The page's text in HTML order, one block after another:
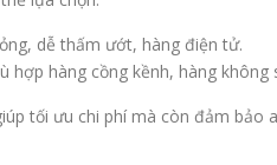
dễ thấm ướt, hàng điện tử.
hợp hàng cồng kềnh, hàng
tối ưu chi phí mà còn đảm bảo